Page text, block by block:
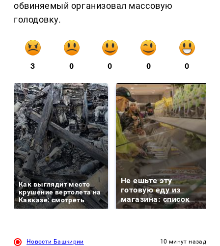
обвиняемый организовал массовую
голодовку.
3 0 0 0 0
Как выглядит место
крушение вертолета на
Кавказе: смотреть
Не ешьте эту
готовую еду из
магазина: список
Новости Башкирии 10 минут назад